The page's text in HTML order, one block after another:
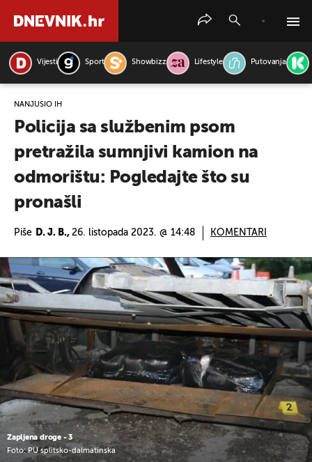
Vijesti Sport Showbizz Lifestyle Putovanja
NANJUŠIO IH
Policija sa službenim psom
pretražila sumnjivi kamion na
odmorištu: Pogledajte što su
pronašli
Piše D. J. B., 26. listopada 2023. @ 14:48 KOMENTARI
Zapljena droge - 3
Foto: PU splitsko-dalmatinska
PRETRAŽITE VIJESTI